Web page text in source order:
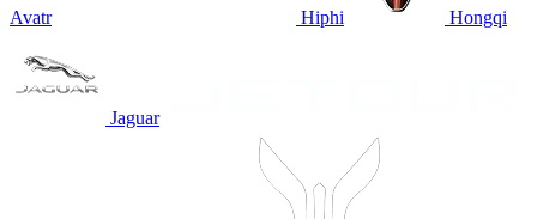
Avatr Hiphi Hongqi
Jaguar